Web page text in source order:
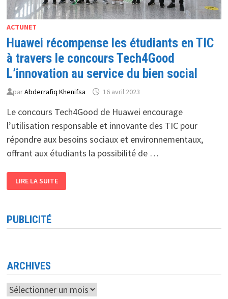
ACTUNET
Huawei récompense les étudiants en TIC
à travers le concours Tech4Good
L’innovation au service du bien social
parAbderrafiq Khenifsa 16 avril 2023
Le concours Tech4Good de Huawei encourage
l’utilisation responsable et innovante des TIC pour
répondre aux besoins sociaux et environnementaux,
offrant aux étudiants la possibilité de …
RÉCOMPENSE
LES
À
TRAVERS
AU
SERVICE
DU
BIEN
SOCIAL
LIRE LA SUITE
PUBLICITÉ
ARCHIVES
Archives